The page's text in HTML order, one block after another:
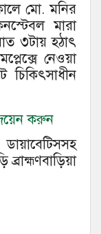
মো. মনির
মারা
৩টায় হঠাৎ
নেওয়া
করুন